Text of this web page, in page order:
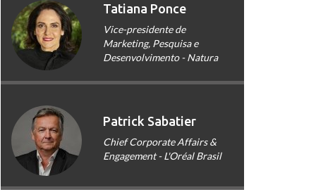
Tatiana Ponce
Vice-presidente de
Marketing, Pesquisa e
Desenvolvimento - Natura
Patrick Sabatier
Chief Corporate Affairs &
Engagement - L'Oréal Brasil